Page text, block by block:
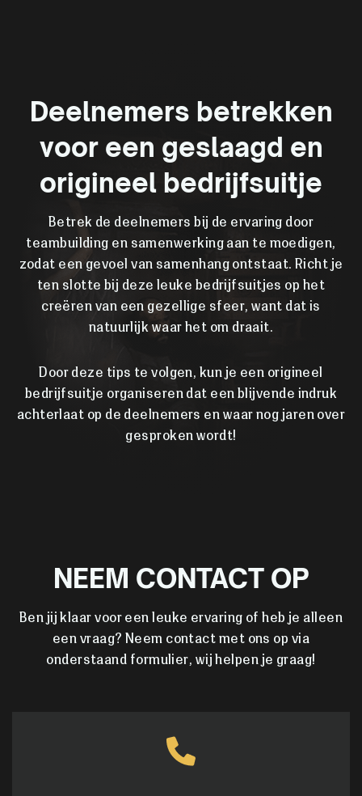
Deelnemers betrekken
voor een geslaagd en
origineel bedrijfsuitje
Betrek de deelnemers bij de ervaring door
teambuilding en samenwerking aan te moedigen,
zodat een gevoel van samenhang ontstaat. Richt je
ten slotte bij deze leuke bedrijfsuitjes op het
creëren van een gezellige sfeer, want dat is
natuurlijk waar het om draait.
Door deze tips te volgen, kun je een origineel
bedrijfsuitje organiseren dat een blijvende indruk
achterlaat op de deelnemers en waar nog jaren over
gesproken wordt!
NEEM CONTACT OP
Ben jij klaar voor een leuke ervaring of heb je alleen
een vraag? Neem contact met ons op via
onderstaand formulier, wij helpen je graag!